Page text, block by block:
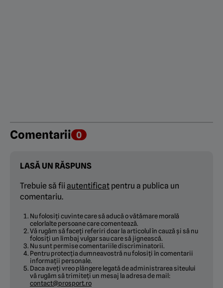
Comentarii 0
LASĂ UN RĂSPUNS
Trebuie să fii autentificat pentru a publica un
comentariu.
Nu folosiți cuvinte care să aducă o vătămare morală
celorlalte persoane care comentează.
Vă rugăm să faceți referiri doar la articolul în cauză și să nu
folosiți un limbaj vulgar sau care să jignească.
Nu sunt permise comentariile discriminatorii.
Pentru protecția dumneavostră nu folosiți în comentarii
informații personale.
Daca aveți vreo plângere legată de administrarea siteului
vă rugăm să trimiteți un mesaj la adresa de mail:
contact@prosport.ro